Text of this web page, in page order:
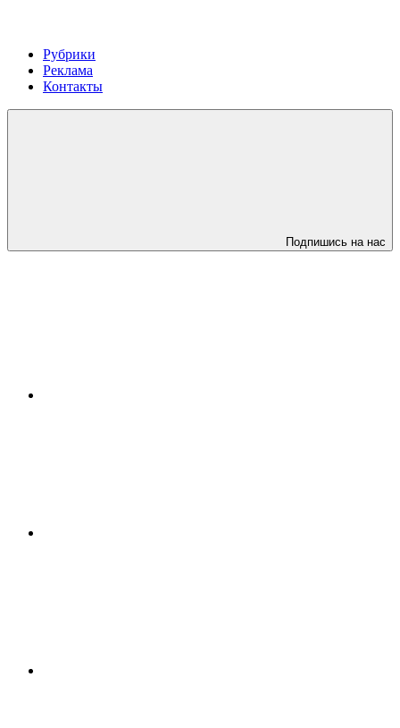
Рубрики
Реклама
Контакты
Подпишись на нас